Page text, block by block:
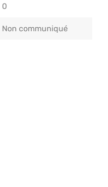
0
Non communiqué